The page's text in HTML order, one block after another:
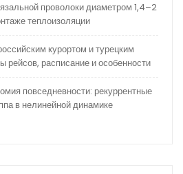
проволоки диаметром 1,4–2
теплоизоляции
курортом и турецким
рейсов, расписание и особенности
повседневности: рекуррентные
в нелинейной динамике